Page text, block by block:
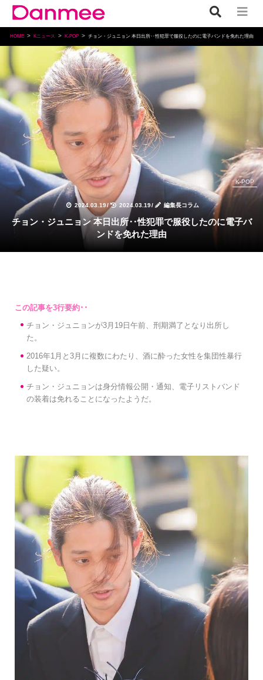
HOME Kニュース K-POP チョン・ジュニョン 本日出所‥性犯罪で服役したのに電子バンドを免れた理由
2024.03.19/ 2024.03.19/ 編集長コラム
K-POP
チョン・ジュニョン 本日出所‥性犯罪で服役したのに電子バ
ンドを免れた理由
チョン・ジュニョンが3月19日午前、刑期満了となり出所し
た。
2016年1月と3月に複数にわたり、酒に酔った女性を集団性暴行
した疑い。
チョン・ジュニョンは身分情報公開・通知、電子リストバンド
の装着は免れることになったようだ。